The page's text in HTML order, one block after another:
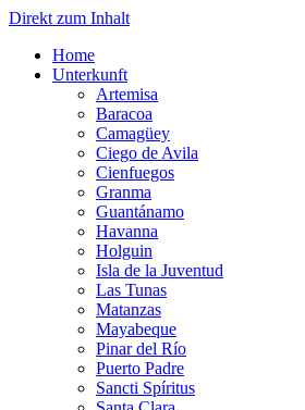
Direkt zum Inhalt
Home
Unterkunft
Artemisa
Baracoa
Camagüey
Ciego de Avila
Cienfuegos
Granma
Guantánamo
Havanna
Holguin
Isla de la Juventud
Las Tunas
Matanzas
Mayabeque
Pinar del Río
Puerto Padre
Sancti Spíritus